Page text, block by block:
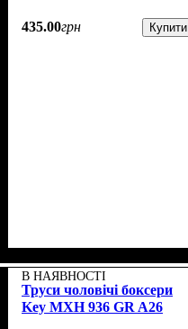
435.00грн Купити
В НАЯВНОСТІ
Труси чоловічі боксери
Key MXH 936 GR A26